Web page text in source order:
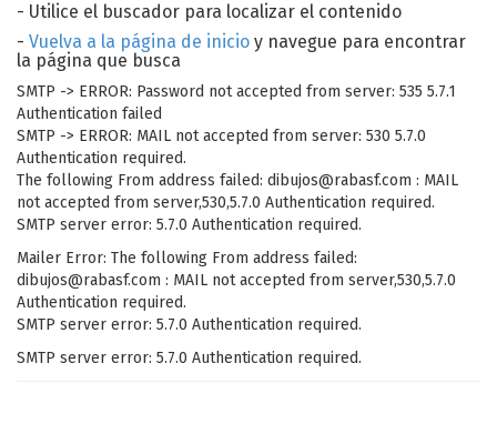
- Utilice el buscador para localizar el contenido
- Vuelva a la página de inicio y navegue para encontrar
la página que busca
SMTP -> ERROR: Password not accepted from server: 535 5.7.1
Authentication failed
SMTP -> ERROR: MAIL not accepted from server: 530 5.7.0
Authentication required.
The following From address failed: dibujos@rabasf.com : MAIL
not accepted from server,530,5.7.0 Authentication required.
SMTP server error: 5.7.0 Authentication required.
Mailer Error: The following From address failed:
dibujos@rabasf.com : MAIL not accepted from server,530,5.7.0
Authentication required.
SMTP server error: 5.7.0 Authentication required.
SMTP server error: 5.7.0 Authentication required.